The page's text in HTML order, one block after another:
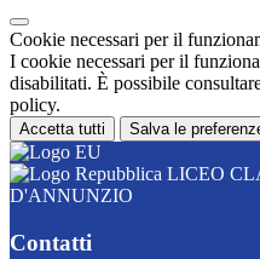
Cookie necessari per il
I cookie necessari per il
disabilitati. È possibile
policy.
Accetta tutti Salva le
LICEO
D'ANNUNZIO
Contatti